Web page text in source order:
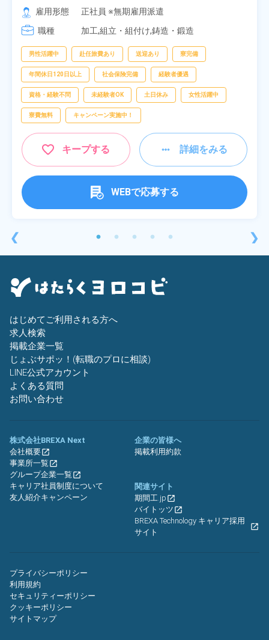
❮
[2] 06:25～15:10
[3] 17:05～01:50
雇用形態
正社員 ※無期雇用派遣
職種
加工,組立・組付け,鋳造・鍛造
男性活躍中 赴任旅費あり 送迎あり 寮完備
年間休日120日以上 社会保険完備 経験者優遇
資格・経験不問 未経験者OK 土日休み 女性活躍中
寮費無料 キャンペーン実施中！
キープする 詳細をみる
WEBで応募する
❯
はじめてご利用される方へ
求人検索
掲載企業一覧
じょぶサポッ！(転職のプロに相談)
LINE公式アカウント
よくある質問
お問い合わせ
株式会社BREXA Next
会社概要
事業所一覧
グループ企業一覧
キャリア社員制度について
友人紹介キャンペーン
企業の皆様へ
掲載利用約款
関連サイト
期間工.jp
バイトッツ
BREXA Technology キャリア採用
サイト
プライバシーポリシー
利用規約
セキュリティーポリシー
クッキーポリシー
サイトマップ